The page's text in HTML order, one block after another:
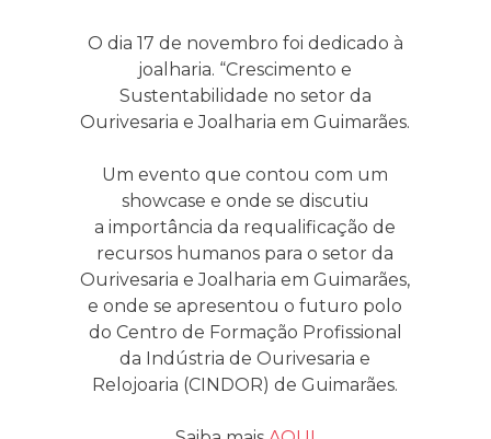
O dia 17 de novembro foi dedicado à
joalharia. “Crescimento e
Sustentabilidade no setor da
Ourivesaria e Joalharia em Guimarães.
Um evento que contou com um
showcase e onde se discutiu
a importância da requalificação de
recursos humanos para o setor da
Ourivesaria e Joalharia em Guimarães,
e onde se apresentou o futuro polo
do Centro de Formação Profissional
da Indústria de Ourivesaria e
Relojoaria (CINDOR) de Guimarães.